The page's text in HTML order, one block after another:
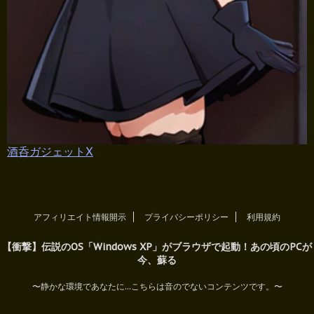
酒呑ガジェットX
アフィリエイト情報開示 プライバシーポリシー 利用規約
【衝撃】伝説のOS「Windows XP」がブラウザで起動！あの頃のPCが
今、蘇る
〜静かな環境であなたに...こちらは音のでないコンテンツです。〜